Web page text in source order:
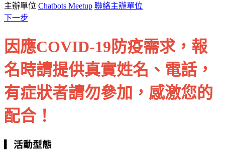
主辦單位 Chatbots Meetup 聯絡主辦單位
下一步
因應COVID-19防疫需求，報
名時請提供真實姓名、電話，
有症狀者請勿參加，感激您的
配合！
▎活動型態